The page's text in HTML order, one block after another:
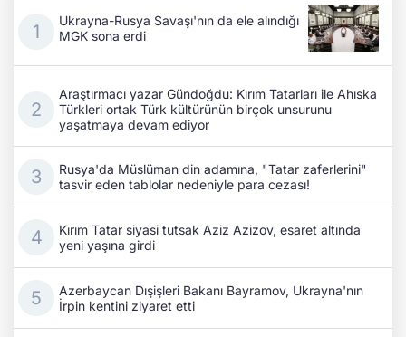
Ukrayna-Rusya Savaşı'nın da ele alındığı
MGK sona erdi
Araştırmacı yazar Gündoğdu: Kırım Tatarları ile Ahıska
Türkleri ortak Türk kültürünün birçok unsurunu
yaşatmaya devam ediyor
Rusya'da Müslüman din adamına, "Tatar zaferlerini"
tasvir eden tablolar nedeniyle para cezası!
Kırım Tatar siyasi tutsak Aziz Azizov, esaret altında
yeni yaşına girdi
Azerbaycan Dışişleri Bakanı Bayramov, Ukrayna'nın
İrpin kentini ziyaret etti